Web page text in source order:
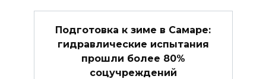
Подготовка к зиме в Самаре:
гидравлические испытания
прошли более 80%
соцучреждений